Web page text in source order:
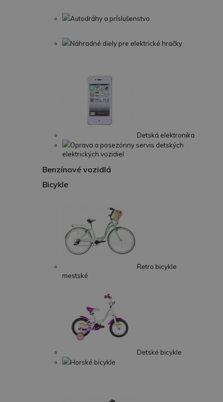
Autodráhy a príslušenstvo
Náhradné diely pre elektrické hračky
Detská elektronika
Oprava a posezónny servis detských
elektrických vozidiel
Benzínové vozidlá
Bicykle
Retro bicykle
mestské
Detské bicykle
Horské bicykle